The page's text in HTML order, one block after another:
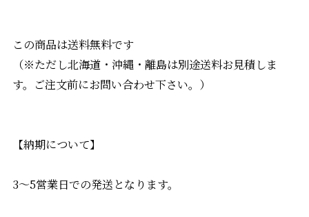
この商品は送料無料です
（※ただし北海道・沖縄・離島は別途送料お見積しま
す。ご注文前にお問い合わせ下さい。）
【納期について】
3〜5営業日での発送となります。